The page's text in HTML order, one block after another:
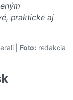
praktické aj
Foto: redakcia